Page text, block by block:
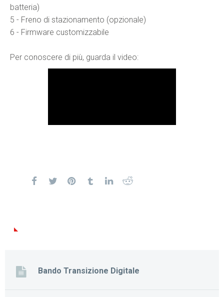
batteria)
5 - Freno di stazionamento (opzionale)
6 - Firmware customizzabile
Per conoscere di più, guarda il video:
Bando Transizione Digitale